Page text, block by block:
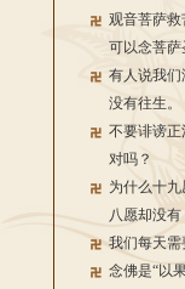
观音菩萨
可以念菩萨
有人说我
没有往生。
不要诽谤正
对吗？
为什么十
八愿却没有
我们每天
念佛是“以